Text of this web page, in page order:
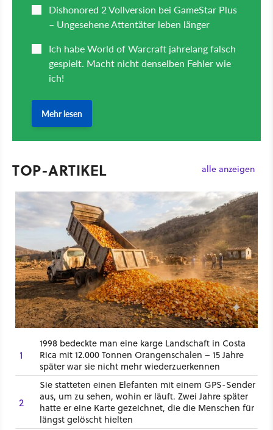
TOP-ARTIKEL alle anzeigen
1
1998 bedeckte man eine karge Landschaft in Costa
Rica mit 12.000 Tonnen Orangenschalen – 15 Jahre
später war sie nicht mehr wiederzuerkennen
2
Sie statteten einen Elefanten mit einem GPS-Sender
aus, um zu sehen, wohin er läuft. Zwei Jahre später
hatte er eine Karte gezeichnet, die die Menschen für
längst gelöscht hielten